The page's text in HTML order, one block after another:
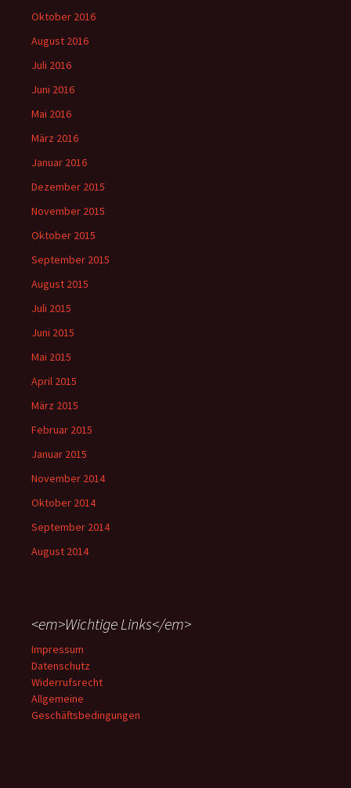
Oktober 2016
August 2016
Juli 2016
Juni 2016
Mai 2016
März 2016
Januar 2016
Dezember 2015
November 2015
Oktober 2015
September 2015
August 2015
Juli 2015
Juni 2015
Mai 2015
April 2015
März 2015
Februar 2015
Januar 2015
November 2014
Oktober 2014
September 2014
August 2014
<em>Wichtige Links</em>
Impressum
Datenschutz
Widerrufsrecht
Allgemeine
Geschäftsbedingungen